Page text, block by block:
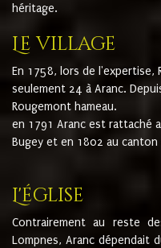
héritage.
Le village
En 1758, lors de
seulement 24 à Aranc.
Rougemont hameau.
en 1791 Aranc est rattaché
Bugey et en 1802 au
L'église
Contrairement au reste
Lompnes, Aranc dépendait